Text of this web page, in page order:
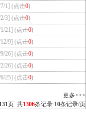
7/1] (点击0)
2/3] (点击0)
1/21] (点击0)
12/9] (点击0)
9/26] (点击0)
2/26] (点击0)
6/25] (点击0)
更多>>>
页 共1306条记录 10条记录/页